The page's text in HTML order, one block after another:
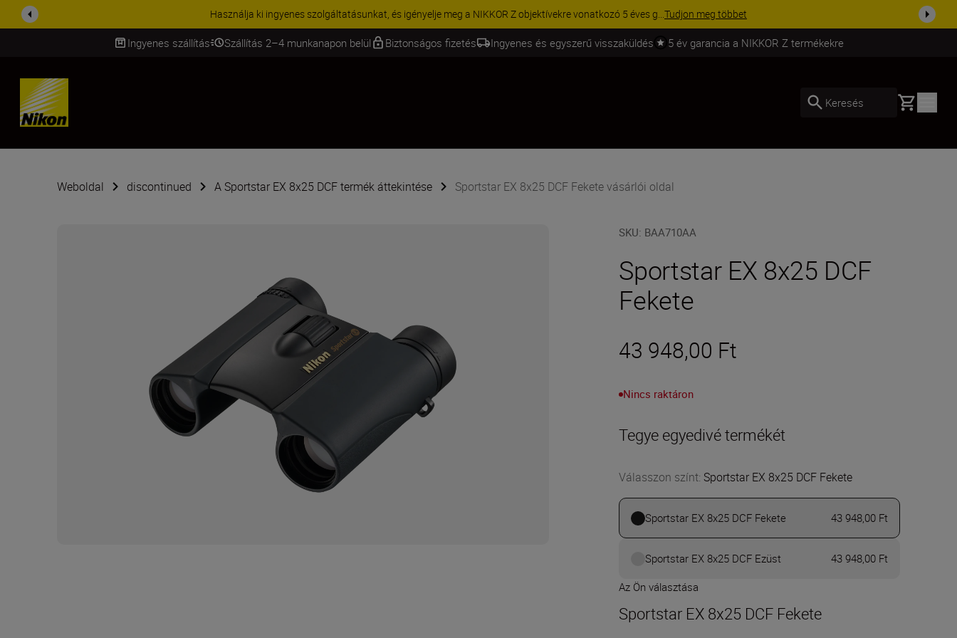
KIEGÉSZÍTŐKRE VONATKOZÓ AKCIÓ | 15% kedvezmény kiválasztott kiegészítőkre – egészítse ki még ma a fe...Vásároljon most
Ingyenes szállítás Szállítás 2–4 munkanapon belül Biztonságos fizetés Ingyenes és egyszerű visszaküldés 5 év garancia a NIKKOR Z termékekre
SKIP
Keresés Basket
Weboldal discontinued A Sportstar EX 8x25 DCF termék áttekintése Sportstar EX 8x25 DCF Fekete vásárlói oldal
SKU: BAA710AA
Sportstar EX 8x25 DCF
Fekete
43 948,00 Ft
Nincs raktáron
Tegye egyedivé termékét
Válasszon színt:Sportstar EX 8x25 DCF Fekete
Sportstar EX 8x25 DCF Fekete 43 948,00 Ft
Sportstar EX 8x25 DCF Ezüst
43 948,00 Ft
Az Ön választása
Sportstar EX 8x25 DCF Fekete